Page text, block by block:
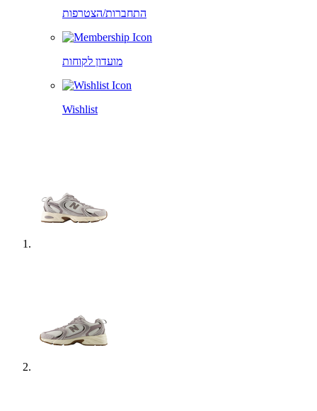
התחברות/הצטרפות
מועדון לקוחות
Wishlist